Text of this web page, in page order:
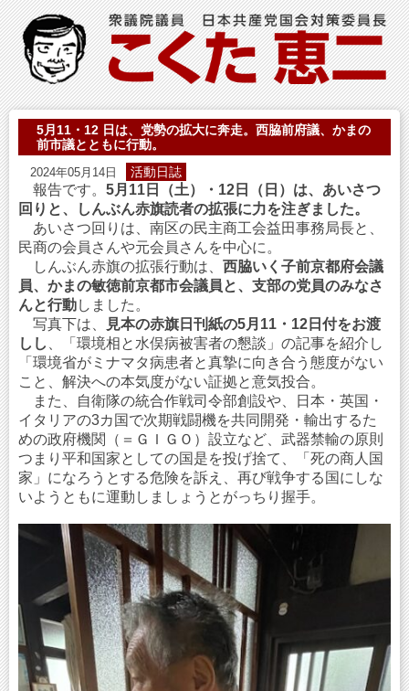
5月11・12 日は、党勢の拡大に奔走。西脇前府議、かまの
前市議とともに行動。
2024年05月14日 活動日誌
報告です。 5月11日（土）・12日（日）は、あいさつ
回りと、しんぶん赤旗読者の拡張に力を注ぎました。
あいさつ回りは、南区の民主商工会益田事務局長と、
民商の会員さんや元会員さんを中心に。
しんぶん赤旗の拡張行動は、 西脇いく子前京都府会議
員、かまの敏徳前京都市会議員と、支部の党員のみなさ
んと行動しました。
写真下は、
見本の赤旗日刊紙の5月11・12日付をお渡
しし
、「環境相と水俣病被害者の懇談」の記事を紹介し
「環境省がミナマタ病患者と真摯に向き合う態度がない
こと、解決への本気度がない証拠と意気投合。
また、自衛隊の統合作戦司令部創設や、日本・英国・
イタリアの3カ国で次期戦闘機を共同開発・輸出するた
めの政府機関（＝ＧＩＧＯ）設立など、武器禁輸の原則
つまり平和国家としての国是を投げ捨て、「死の商人国
家」になろうとする危険を訴え、再び戦争する国にしな
いようともに運動しましょうとがっちり握手。